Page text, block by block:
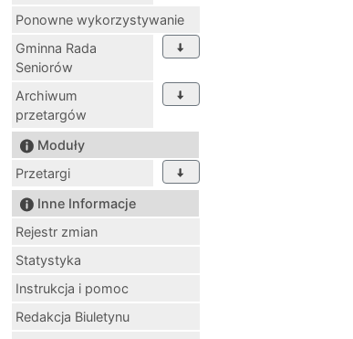
Ponowne wykorzystywanie
Gminna Rada
Seniorów
Archiwum
przetargów
Moduły
Przetargi
Inne Informacje
Rejestr zmian
Statystyka
Instrukcja i pomoc
Redakcja Biuletynu